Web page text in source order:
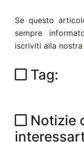
Se questo
sempre
iscriviti alla nostra
Tag:
Notizie